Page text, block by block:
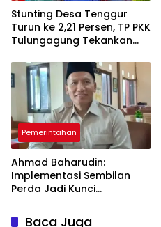
Stunting Desa Tenggur
Turun ke 2,21 Persen, TP PKK
Tulungagung Tekankan
Berkelanjutan
Pemerintahan
Ahmad Baharudin:
Implementasi Sembilan
Perda Jadi Kunci
Pembangunan
Baca Juga